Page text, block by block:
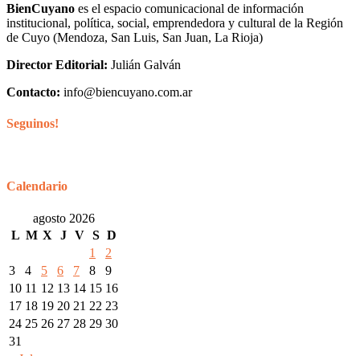
BienCuyano es el espacio comunicacional de información
institucional, política, social, emprendedora y cultural de la Región
de Cuyo (Mendoza, San Luis, San Juan, La Rioja)
Director Editorial: Julián Galván
Contacto: info@biencuyano.com.ar
Seguinos!
Calendario
agosto 2026
L M X J V S D
1
2
3
4 5 6 7 8
9
10 11 12 13 14 15 16
17 18 19 20 21 22 23
24 25 26 27 28 29 30
31